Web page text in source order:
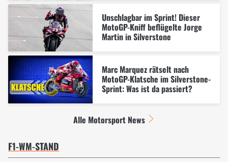
Unschlagbar im Sprint! Dieser
MotoGP-Kniff beflügelte Jorge
Martin in Silverstone
Marc Marquez rätselt nach
MotoGP-Klatsche im Silverstone-
Sprint: Was ist da passiert?
Alle Motorsport News
F1-WM-STAND